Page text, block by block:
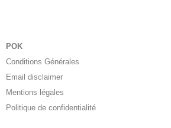
POK
Conditions Générales
Email disclaimer
Mentions légales
Politique de confidentialité